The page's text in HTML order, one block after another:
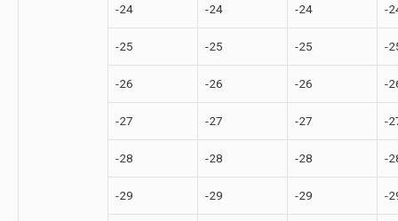
-24 -24 -24 -
-25 -25 -25 -
-26 -26 -26 -
-27 -27 -27 -
-28 -28 -28 -
-29 -29 -29 -